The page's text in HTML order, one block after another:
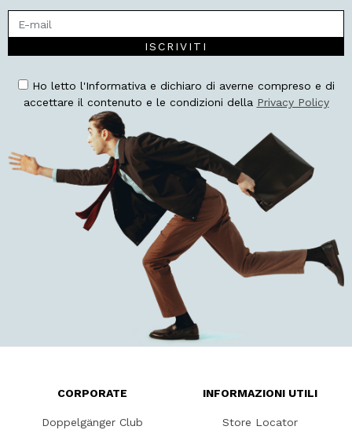
ISCRIVITI
Ho letto l'Informativa e dichiaro di averne compreso e di
accettare il contenuto e le condizioni della Privacy Policy
CORPORATE
Doppelgänger Club
INFORMAZIONI UTILI
Store Locator